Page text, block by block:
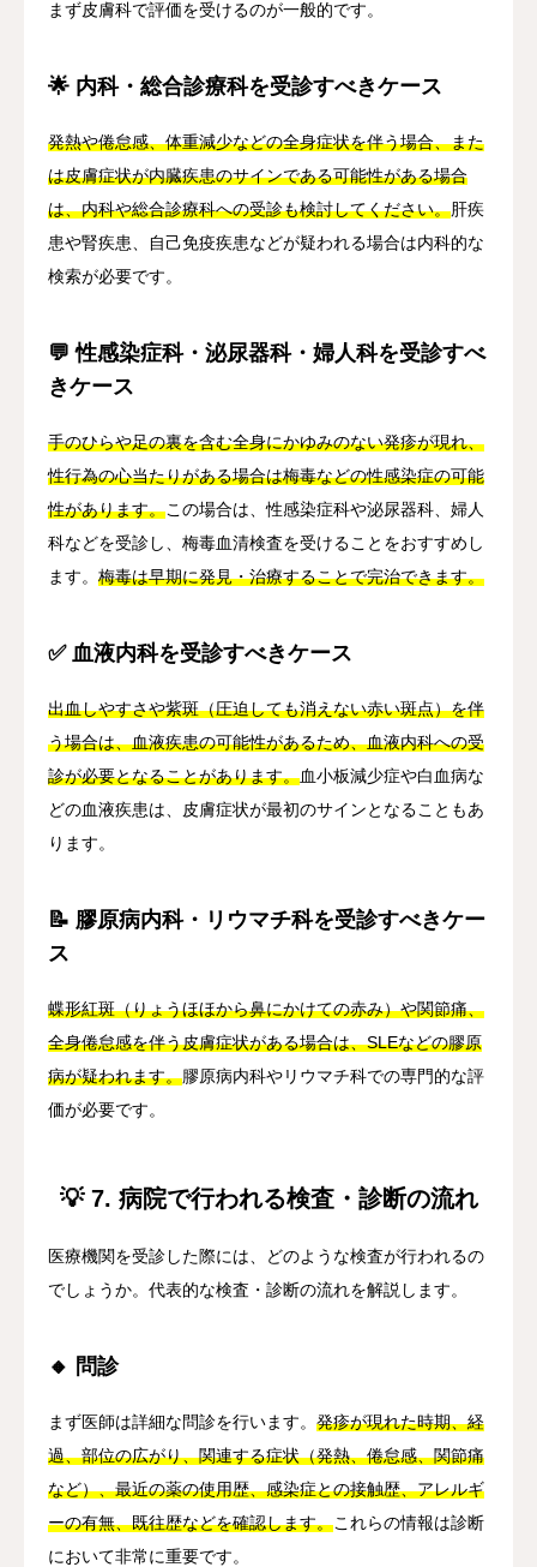
まず皮膚科で評価を受けるのが一般的です。
🌟 内科・総合診療科を受診すべきケース
発熱や倦怠感、体重減少などの全身症状を伴う場合、また
は皮膚症状が内臓疾患のサインである可能性がある場合
は、内科や総合診療科への受診も検討してください。肝疾
患や腎疾患、自己免疫疾患などが疑われる場合は内科的な
検索が必要です。
💬 性感染症科・泌尿器科・婦人科を受診すべ
きケース
手のひらや足の裏を含む全身にかゆみのない発疹が現れ、
性行為の心当たりがある場合は梅毒などの性感染症の可能
性があります。この場合は、性感染症科や泌尿器科、婦人
科などを受診し、梅毒血清検査を受けることをおすすめし
ます。 梅毒は早期に発見・治療することで完治できます。
✅ 血液内科を受診すべきケース
出血しやすさや紫斑（圧迫しても消えない赤い斑点）を伴
う場合は、血液疾患の可能性があるため、血液内科への受
診が必要となることがあります。血小板減少症や白血病な
どの血液疾患は、皮膚症状が最初のサインとなることもあ
ります。
📝 膠原病内科・リウマチ科を受診すべきケー
ス
蝶形紅斑（りょうほほから鼻にかけての赤み）や関節痛、
全身倦怠感を伴う皮膚症状がある場合は、SLEなどの膠原
病が疑われます。膠原病内科やリウマチ科での専門的な評
価が必要です。
💡 7. 病院で行われる検査・診断の流れ
医療機関を受診した際には、どのような検査が行われるの
でしょうか。代表的な検査・診断の流れを解説します。
🔸 問診
まず医師は詳細な問診を行います。 発疹が現れた時期、経
過、部位の広がり、関連する症状（発熱、倦怠感、関節痛
など）、最近の薬の使用歴、感染症との接触歴、アレルギ
ーの有無、既往歴などを確認します。これらの情報は診断
において非常に重要です。